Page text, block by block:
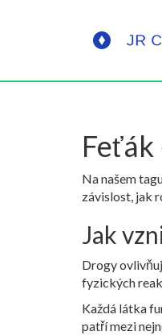
Na našem
závislost, jak
Jak
Drogy
fyzických
Každá látka
patří mezi